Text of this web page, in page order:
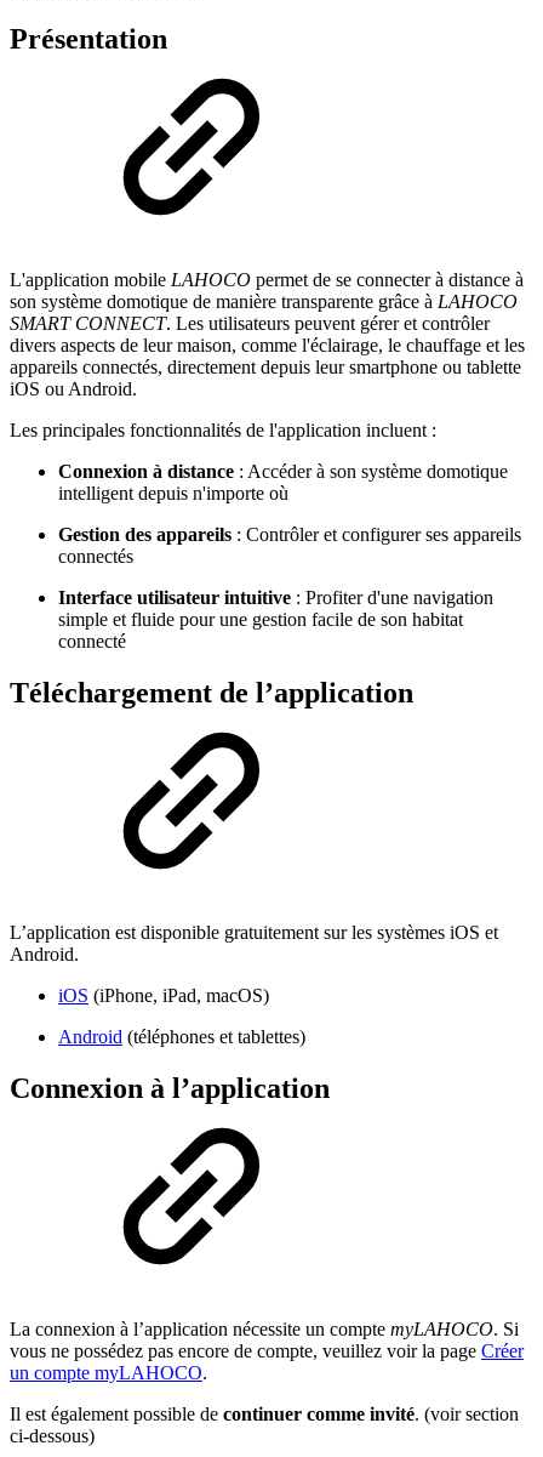
Présentation
L'application mobile LAHOCO permet de se connecter à distance à
son système domotique de manière transparente grâce à LAHOCO
SMART CONNECT. Les utilisateurs peuvent gérer et contrôler
divers aspects de leur maison, comme l'éclairage, le chauffage et les
appareils connectés, directement depuis leur smartphone ou tablette
iOS ou Android.
Les principales fonctionnalités de l'application incluent :
Connexion à distance : Accéder à son système domotique
intelligent depuis n'importe où
Gestion des appareils : Contrôler et configurer ses appareils
connectés
Interface utilisateur intuitive : Profiter d'une navigation
simple et fluide pour une gestion facile de son habitat
connecté
Téléchargement de l’application
L’application est disponible gratuitement sur les systèmes iOS et
Android.
iOS (iPhone, iPad, macOS)
Android (téléphones et tablettes)
Connexion à l’application
La connexion à l’application nécessite un compte myLAHOCO. Si
vous ne possédez pas encore de compte, veuillez voir la page Créer
un compte myLAHOCO.
Il est également possible de continuer comme invité. (voir section
ci-dessous)